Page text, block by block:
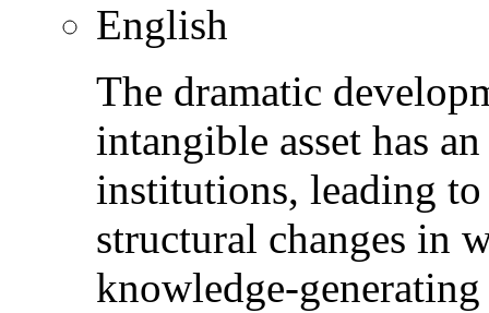
English
The dramatic
intangible asset has
institutions, leading
structural changes in
knowledge-